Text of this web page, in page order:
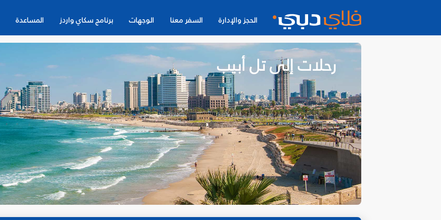
الحجز والإدارة السفر معنا الوجهات برنامج سكاي واردز المساعدة
رحلات إلى تل أبيب